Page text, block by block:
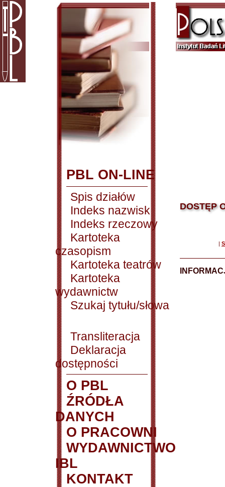
PBL ON-LINE
Spis działów
Indeks nazwisk
Indeks rzeczowy
Kartoteka
czasopism
Kartoteka teatrów
Kartoteka
wydawnictw
Szukaj tytułu/słowa
Transliteracja
Deklaracja
dostępności
O PBL
ŹRÓDŁA
DANYCH
O PRACOWNI
WYDAWNICTWO
IBL
KONTAKT
DOSTĘP
|